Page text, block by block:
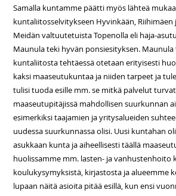
Samalla kuntamme päätti myös lähteä
kuntaliitosselvitykseen Hyvinkään, Riihimäen
Meidän valtuutetuista Topenolla eli haja-
Maunula teki hyvän ponsiesityksen.
kuntaliitosta tehtäessä otetaan erityisesti
kaksi maaseutukuntaa ja niiden tarpeet ja
tulisi tuoda esille mm. se mitkä palvelut
maaseutupitäjissä mahdollisen suurkunnan
esimerkiksi taajamien ja yritysalueiden
uudessa suurkunnassa olisi. Uusi kuntahan
asukkaan kunta ja aiheellisesti täällä
huolissamme mm. lasten- ja vanhustenhoito
koulukysymyksistä, kirjastosta ja alueemme
lupaan näitä asioita pitää esillä, kun ensi